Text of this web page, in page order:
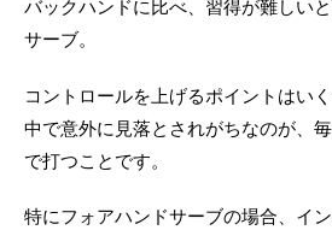
バックハンドに比べ、習得が難しい
サーブ。
コントロールを上げるポイントはい
中で意外に見落とされがちなのが、
で打つことです。
特にフォアハンドサーブの場合、イ